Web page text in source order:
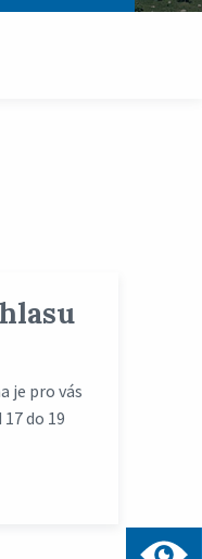
je pro vás
do 19